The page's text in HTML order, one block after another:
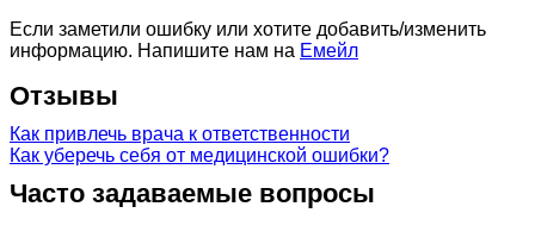
Если заметили ошибку или хотите добавить/изменить
информацию. Напишите нам на Емейл
Отзывы
Как привлечь врача к ответственности
Как уберечь себя от медицинской ошибки?
Часто задаваемые вопросы